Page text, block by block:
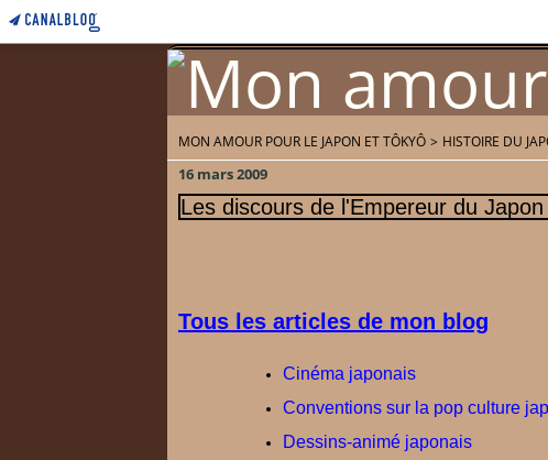
MON AMOUR POUR LE JAPON ET TÔKYÔ > HISTOIRE DU
16 mars 2009
Les discours de l'Empereur du
Tous les articles de mon blog
Cinéma japonais
Conventions sur la pop culture
Dessins-animé japonais